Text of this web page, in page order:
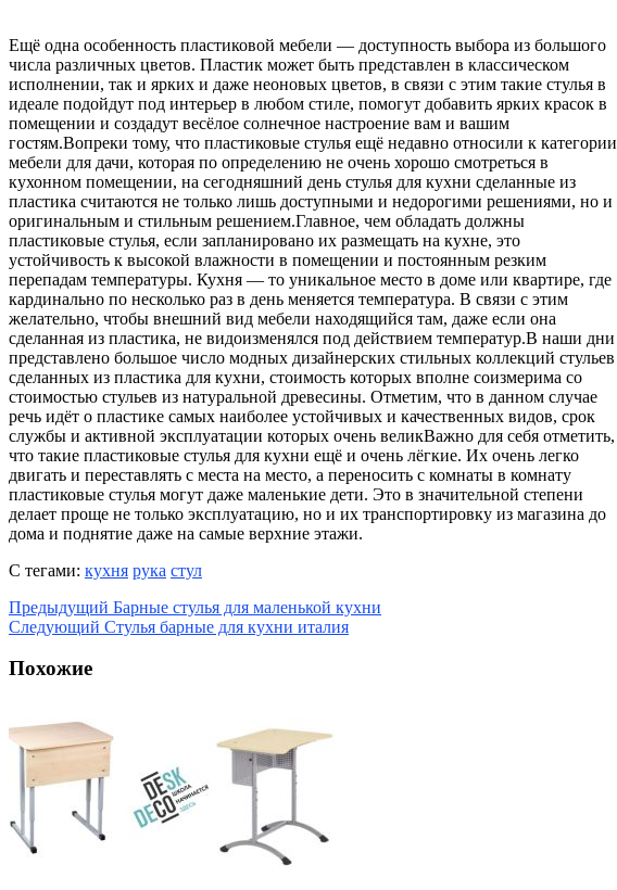
Ещё одна особенность пластиковой мебели — доступность выбора из большого
числа различных цветов. Пластик может быть представлен в классическом
исполнении, так и ярких и даже неоновых цветов, в связи с этим такие стулья в
идеале подойдут под интерьер в любом стиле, помогут добавить ярких красок в
помещении и создадут весёлое солнечное настроение вам и вашим
гостям.Вопреки тому, что пластиковые стулья ещё недавно относили к категории
мебели для дачи, которая по определению не очень хорошо смотреться в
кухонном помещении, на сегодняшний день стулья для кухни сделанные из
пластика считаются не только лишь доступными и недорогими решениями, но и
оригинальным и стильным решением.Главное, чем обладать должны
пластиковые стулья, если запланировано их размещать на кухне, это
устойчивость к высокой влажности в помещении и постоянным резким
перепадам температуры. Кухня — то уникальное место в доме или квартире, где
кардинально по несколько раз в день меняется температура. В связи с этим
желательно, чтобы внешний вид мебели находящийся там, даже если она
сделанная из пластика, не видоизменялся под действием температур.В наши дни
представлено большое число модных дизайнерских стильных коллекций стульев
сделанных из пластика для кухни, стоимость которых вполне соизмерима со
стоимостью стульев из натуральной древесины. Отметим, что в данном случае
речь идёт о пластике самых наиболее устойчивых и качественных видов, срок
службы и активной эксплуатации которых очень великВажно для себя отметить,
что такие пластиковые стулья для кухни ещё и очень лёгкие. Их очень легко
двигать и переставлять с места на место, а переносить с комнаты в комнату
пластиковые стулья могут даже маленькие дети. Это в значительной степени
делает проще не только эксплуатацию, но и их транспортировку из магазина до
дома и поднятие даже на самые верхние этажи.
С тегами: кухня рука стул
Предыдущий Барные стулья для маленькой кухни
Следующий Стулья барные для кухни италия
Похожие